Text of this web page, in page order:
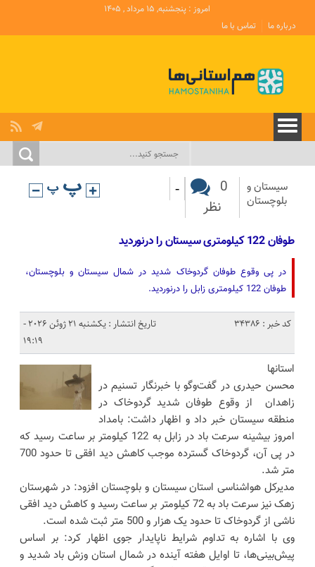
امروز : پنجشنبه, ۱۵ مرداد , ۱۴۰۵
درباره ما
تماس با ما
سیستان و
بلوچستان
0
نظر
-
طوفان 122 کیلومتری سیستان را درنوردید
در پی وقوع طوفان گردوخاک شدید در شمال سیستان و بلوچستان،
طوفان 122 کیلومتری زابل را درنوردید.
کد خبر : 34386
تاریخ انتشار : یکشنبه 21 ژوئن 2026 -
19:19
استانها
محسن حیدری در گفت‌وگو با خبرنگار تسنیم در
زاهدان از وقوع طوفان شدید گردوخاک در
منطقه سیستان خبر داد و اظهار داشت: بامداد
امروز بیشینه سرعت باد در زابل به 122 کیلومتر بر ساعت رسید که
در پی آن، گردوخاک گسترده موجب کاهش دید افقی تا حدود 700
متر شد.
مدیرکل هواشناسی استان سیستان و بلوچستان افزود: در شهرستان
زهک نیز سرعت باد به 72 کیلومتر بر ساعت رسید و کاهش دید افقی
ناشی از گردوخاک تا حدود یک هزار و 500 متر ثبت شده است.
وی با اشاره به تداوم شرایط ناپایدار جوی اظهار کرد: بر اساس
پیش‌بینی‌ها، تا اوایل هفته آینده در شمال استان وزش باد شدید و